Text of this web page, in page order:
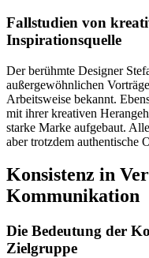
Fallstudien von
Inspirationsquelle
Der berühmte Designer
außergewöhnlichen
Arbeitsweise bekannt.
mit ihrer kreativen
starke Marke aufgebaut.
aber trotzdem authentische
Konsistenz in
Kommunikation
Die Bedeutung der
Zielgruppe